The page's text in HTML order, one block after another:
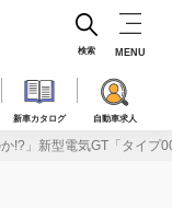
新車カタログ 自動車求人
検索 MENU
か!?」新型電気GT「タイ